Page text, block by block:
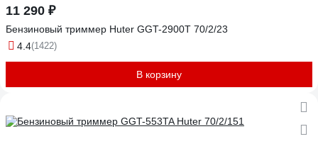
11 290 ₽
Бензиновый триммер Huter GGT-2900T 70/2/23
4.4(1422)
В корзину